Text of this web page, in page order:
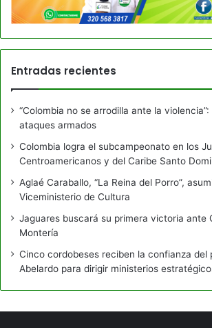
Entradas recientes
“Colombia no se arrodilla ante la
ataques armados
Colombia logra el subcampeonato en los
Centroamericanos y del Caribe Santo
Aglaé Caraballo, “La Reina del Porro”,
Viceministerio de Cultura
Jaguares buscará su primera victoria ante
Montería
Cinco cordobeses reciben la confianza del
Abelardo para dirigir ministerios